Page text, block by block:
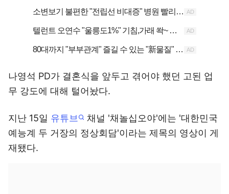
나영석 PD가 결혼식을 앞두고 겪어야 했던 고된 업
무 강도에 대해 털어놨다.
지난 15일 유튜브
채널 '채놀십오야'에는 '대한민국
예능계 두 거장의 정상회담'이라는 제목의 영상이 게
재됐다.